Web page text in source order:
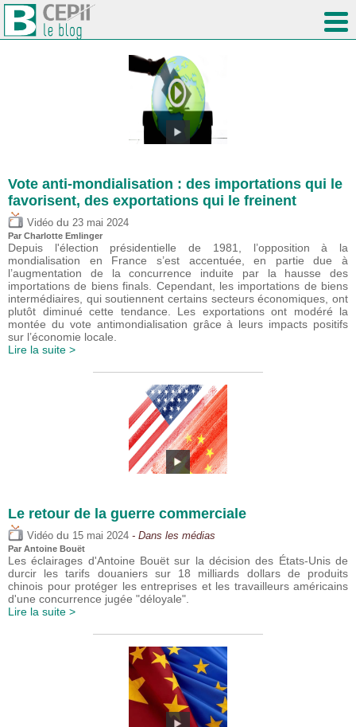
Vote anti-mondialisation : des importations qui le
favorisent, des exportations qui le freinent
Vidéo du 23 mai 2024
Par Charlotte Emlinger
Depuis l'élection présidentielle de 1981, l’opposition à la
mondialisation en France s’est accentuée, en partie due à
l’augmentation de la concurrence induite par la hausse des
importations de biens finals. Cependant, les importations de biens
intermédiaires, qui soutiennent certains secteurs économiques, ont
plutôt diminué cette tendance. Les exportations ont modéré la
montée du vote antimondialisation grâce à leurs impacts positifs
sur l’économie locale.
Lire la suite >
Le retour de la guerre commerciale
Vidéo du 15 mai 2024 - Dans les médias
Par Antoine Bouët
Les éclairages d'Antoine Bouët sur la décision des États-Unis de
durcir les tarifs douaniers sur 18 milliards dollars de produits
chinois pour protéger les entreprises et les travailleurs américains
d'une concurrence jugée "déloyale".
Lire la suite >